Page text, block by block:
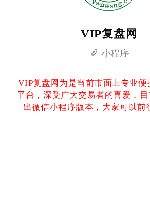
VIP复盘网
小程序
VIP复盘网为是当前市面上专业便
平台，深受广大交易者的喜爱，
出微信小程序版本，大家可以前